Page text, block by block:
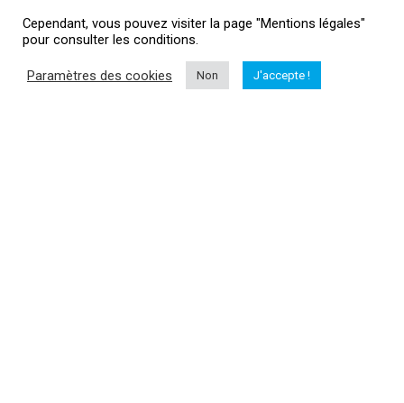
Informations
Cependant, vous pouvez visiter la page "Mentions légales"
pour consulter les conditions.
Paramètres des cookies Non J'accepte !